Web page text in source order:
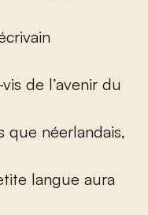
de l’avenir du
que néerlandais,
langue aura